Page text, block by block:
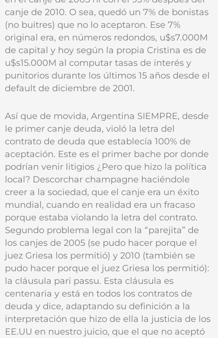
canje de 2010. O sea, quedó un 7% de bonistas
(no buitres) que no lo aceptaron. Ese 7%
original era, en números redondos, u$s7.000M
de capital y hoy según la propia Cristina es de
u$s15.000M al computar tasas de interés y
punitorios durante los últimos 15 años desde el
default de diciembre de 2001.
Así que de movida, Argentina SIEMPRE, desde
le primer canje deuda, violó la letra del
contrato de deuda que establecía 100% de
aceptación. Este es el primer bache por donde
podrían venir litigios ¿Pero que hizo la política
local? Descorchar champagne haciéndole
creer a la sociedad, que el canje era un éxito
mundial, cuando en realidad era un fracaso
porque estaba violando la letra del contrato.
Segundo problema legal con la “parejita” de
los canjes de 2005 (se pudo hacer porque el
juez Griesa los permitió) y 2010 (también se
pudo hacer porque el juez Griesa los permitió):
la cláusula pari passu. Esta cláusula es
centenaria y está en todos los contratos de
deuda y dice, adaptando su definición a la
interpretación que hizo de ella la justicia de los
EE.UU en nuestro juicio, que el que no aceptó